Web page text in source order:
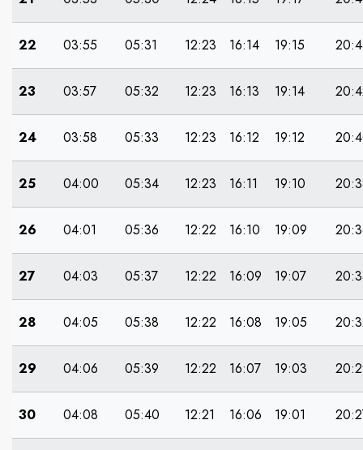
22 03:55 05:31 12:23 16:14 19:15
23 03:57 05:32 12:23 16:13 19:14
24 03:58 05:33 12:23 16:12 19:12
25 04:00 05:34 12:23 16:11 19:10
26 04:01 05:36 12:22 16:10 19:09
27 04:03 05:37 12:22 16:09 19:07
28 04:05 05:38 12:22 16:08 19:05
29 04:06 05:39 12:22 16:07 19:03
30 04:08 05:40 12:21 16:06 19:01